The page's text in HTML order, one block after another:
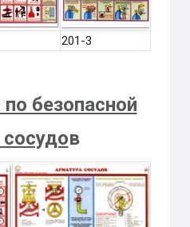
201-3
безопасной
в